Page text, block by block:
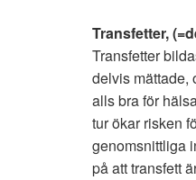
Transfetter,
Transfetter
delvis mättade,
alls bra för
tur ökar risken
genomsnittliga
på att transfett